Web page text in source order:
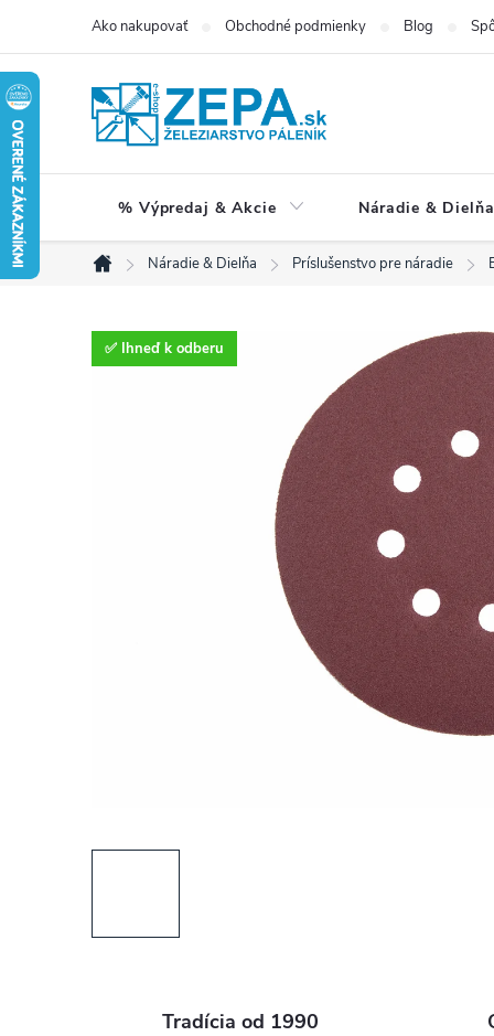
obsah
Ako nakupovať Obchodné podmienky Blog
% Výpredaj & Akcie Náradie & Dielňa
Domov
Náradie & Dielňa Príslušenstvo pre náradie
✅ Ihneď k odberu
Tradícia od 1990